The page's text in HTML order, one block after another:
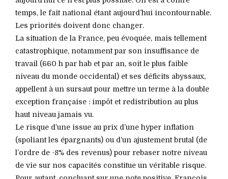
temps, le fait national étant aujourd’hui incontournable.
Les priorités doivent donc changer.
La situation de la France, peu évoquée, mais tellement
catastrophique, notamment par son insuffisance de
travail (660 h par hab et par an, soit le plus faible
niveau du monde occidental) et ses déficits abyssaux,
appellent à un sursaut pour mettre un terme à la double
exception française : impôt et redistribution au plus
haut niveau jamais vu.
Le risque d’une issue au prix d’une hyper inflation
(spoliant les épargnants) ou d’un ajustement brutal (de
l’ordre de -8% des revenus) pour rebaser notre niveau
de vie sur nos capacités constitue un véritable risque.